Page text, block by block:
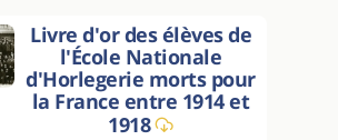
Livre d'or des élèves de
l'École Nationale
d'Horlegerie morts pour
la France entre 1914 et
1918